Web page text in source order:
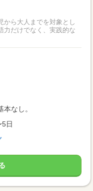
から大人までを対象とし
力だけでなく、実践的な
なし。
日